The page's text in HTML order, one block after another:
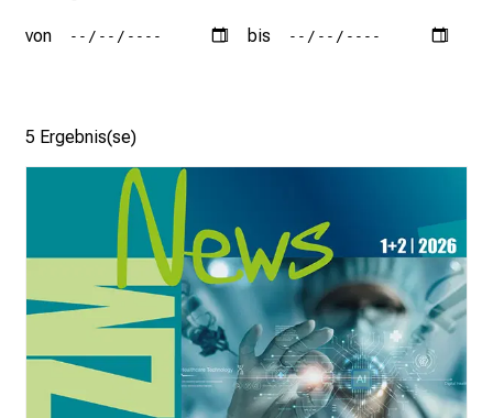
von bis
5 Ergebnis(se)